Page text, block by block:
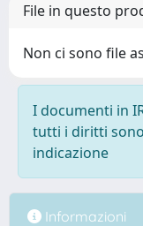
File in questo
Non ci sono file
I documenti in
tutti i diritti
indicazione
Informazioni